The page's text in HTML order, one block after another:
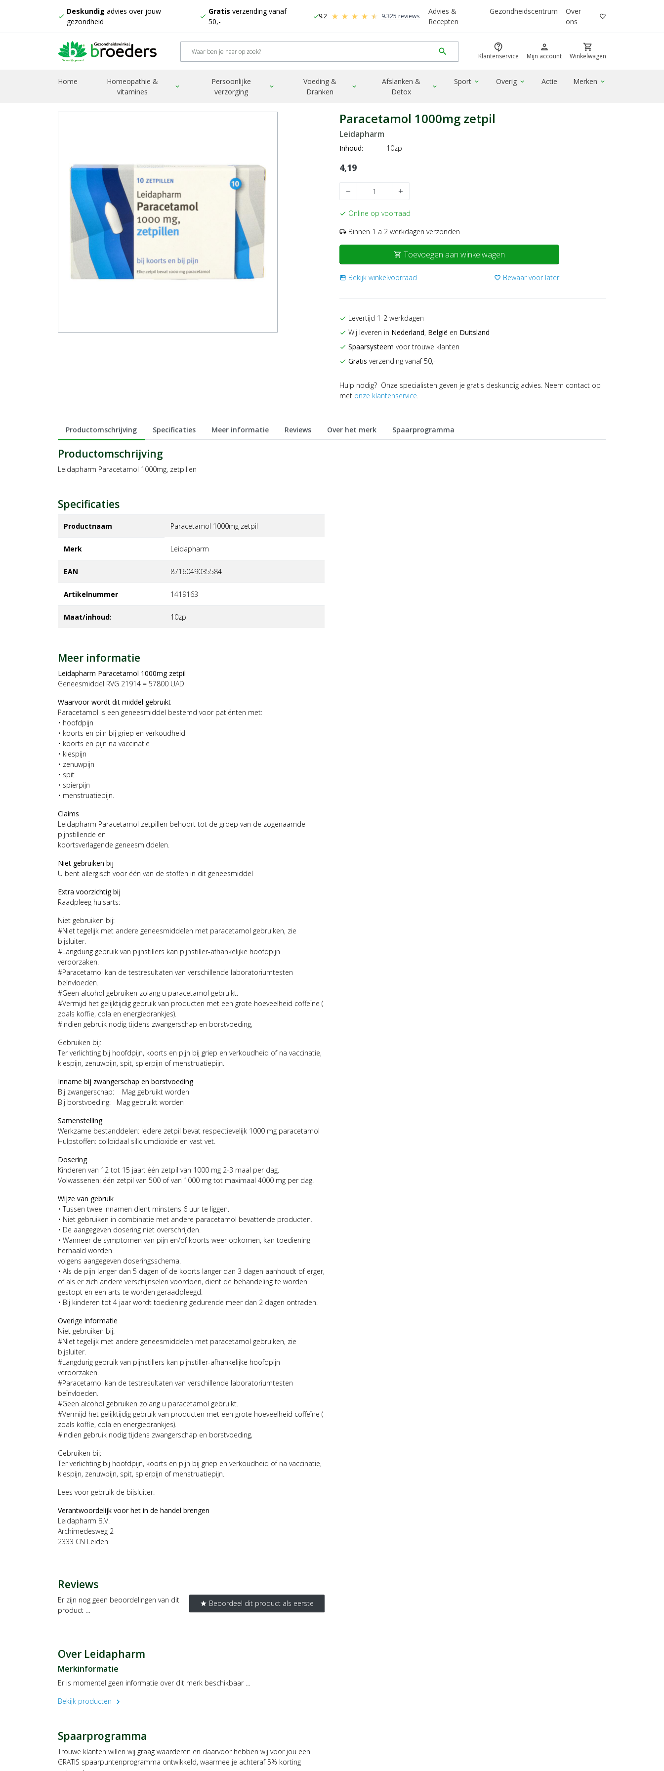
check
Deskundig advies over jouw
gezondheid
check
Gratis verzending vanaf
50,-
check9.2 9.325 reviews
Advies &
Recepten
Gezondheidscentrum
Over
ons
favorite_border
search contact_support
Klantenservice
person
Mijn account
shopping_cart
Winkelwagen
Home
Homeopathie &
vitamines
expand_more
Persoonlijke
verzorging
expand_more
Voeding &
Dranken
expand_more
Afslanken &
Detox
expand_more
Sport expand_more Overig expand_more Actie Merken expand_more
Home Producten Paracetamol 1000mg zetpil
Paracetamol 1000mg zetpil
Leidapharm
Inhoud: 10zp
4,19
remove add
check Online op voorraad
local_shipping Binnen 1 a 2 werkdagen verzonden
shopping_cart Toevoegen aan winkelwagen
storefront Bekijk winkelvoorraad favorite_border Bewaar voor later
check Levertijd 1-2 werkdagen
check Wij leveren in Nederland, België en Duitsland
check Spaarsysteem voor trouwe klanten
check Gratis verzending vanaf 50,-
Hulp nodig? Onze specialisten geven je gratis deskundig advies. Neem contact op
met onze klantenservice.
Productomschrijving Specificaties Meer informatie Reviews Over het merk Spaarprogramma
Productomschrijving
Leidapharm Paracetamol 1000mg, zetpillen
Specificaties
Productnaam Paracetamol 1000mg zetpil
Merk leidapharm
EAN 8716049035584
Artikelnummer 1419163
Maat/inhoud: 10zp
Meer informatie
Leidapharm Paracetamol 1000mg zetpil
Geneesmiddel RVG 21914 = 57800 UAD
Waarvoor wordt dit middel gebruikt
Paracetamol is een geneesmiddel bestemd voor patiënten met:
• hoofdpijn
• koorts en pijn bij griep en verkoudheid
• koorts en pijn na vaccinatie
• kiespijn
• zenuwpijn
• spit
• spierpijn
• menstruatiepijn.
Claims
Leidapharm Paracetamol zetpillen behoort tot de groep van de zogenaamde
pijnstillende en
koortsverlagende geneesmiddelen.
Niet gebruiken bij
U bent allergisch voor één van de stoffen in dit geneesmiddel
Extra voorzichtig bij
Raadpleeg huisarts:
Niet gebruiken bij:
#Niet tegelijk met andere geneesmiddelen met paracetamol gebruiken, zie
bijsluiter.
#Langdurig gebruik van pijnstillers kan pijnstiller-afhankelijke hoofdpijn
veroorzaken.
#Paracetamol kan de testresultaten van verschillende laboratoriumtesten
beïnvloeden.
#Geen alcohol gebruiken zolang u paracetamol gebruikt.
#Vermijd het gelijktijdig gebruik van producten met een grote hoeveelheid coffeïne (
zoals koffie, cola en energiedrankjes).
#Indien gebruik nodig tijdens zwangerschap en borstvoeding,
Gebruiken bij:
Ter verlichting bij hoofdpijn, koorts en pijn bij griep en verkoudheid of na vaccinatie,
kiespijn, zenuwpijn, spit, spierpijn of menstruatiepijn.
Inname bij zwangerschap en borstvoeding
Bij zwangerschap: Mag gebruikt worden
Bij borstvoeding: Mag gebruikt worden
Samenstelling
Werkzame bestanddelen: Iedere zetpil bevat respectievelijk 1000 mg paracetamol
Hulpstoffen: colloïdaal siliciumdioxide en vast vet.
Dosering
Kinderen van 12 tot 15 jaar: één zetpil van 1000 mg 2-3 maal per dag.
Volwassenen: één zetpil van 500 of van 1000 mg tot maximaal 4000 mg per dag.
Wijze van gebruik
• Tussen twee innamen dient minstens 6 uur te liggen.
• Niet gebruiken in combinatie met andere paracetamol bevattende producten.
• De aangegeven dosering niet overschrijden.
• Wanneer de symptomen van pijn en/of koorts weer opkomen, kan toediening
herhaald worden
volgens aangegeven doseringsschema.
• Als de pijn langer dan 5 dagen of de koorts langer dan 3 dagen aanhoudt of erger,
of als er zich andere verschijnselen voordoen, dient de behandeling te worden
gestopt en een arts te worden geraadpleegd.
• Bij kinderen tot 4 jaar wordt toediening gedurende meer dan 2 dagen ontraden.
Overige informatie
Niet gebruiken bij:
#Niet tegelijk met andere geneesmiddelen met paracetamol gebruiken, zie
bijsluiter.
#Langdurig gebruik van pijnstillers kan pijnstiller-afhankelijke hoofdpijn
veroorzaken.
#Paracetamol kan de testresultaten van verschillende laboratoriumtesten
beïnvloeden.
#Geen alcohol gebruiken zolang u paracetamol gebruikt.
#Vermijd het gelijktijdig gebruik van producten met een grote hoeveelheid coffeïne (
zoals koffie, cola en energiedrankjes).
#Indien gebruik nodig tijdens zwangerschap en borstvoeding,
Gebruiken bij:
Ter verlichting bij hoofdpijn, koorts en pijn bij griep en verkoudheid of na vaccinatie,
kiespijn, zenuwpijn, spit, spierpijn of menstruatiepijn.
Lees voor gebruik de bijsluiter.
Verantwoordelijk voor het in de handel brengen
Leidapharm B.V.
Archimedesweg 2
2333 CN Leiden
Reviews
star Beoordeel dit product als eerste
Er zijn nog geen beoordelingen van dit
product …
Over Leidapharm
Merkinformatie
Er is momentel geen informatie over dit merk beschikbaar …
Bekijk producten
chevron_right
Spaarprogramma
Trouwe klanten willen wij graag waarderen en daarvoor hebben wij voor jou een
GRATIS spaarpuntenprogramma ontwikkeld, waarmee je achteraf 5% korting